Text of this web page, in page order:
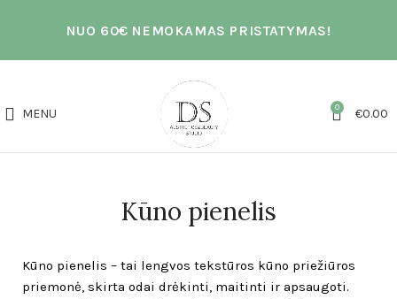
NUO 60€ NEMOKAMAS PRISTATYMAS!
MENU 0 €0.00
Kūno pienelis
Kūno pienelis – tai lengvos tekstūros kūno priežiūros
priemonė, skirta odai drėkinti, maitinti ir apsaugoti.